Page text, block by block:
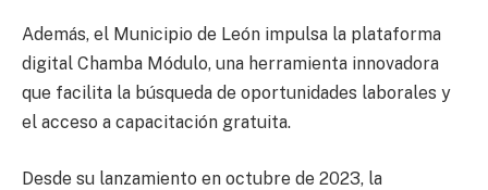
Además, el Municipio de León impulsa la plataforma
digital Chamba Módulo, una herramienta innovadora
que facilita la búsqueda de oportunidades laborales y
el acceso a capacitación gratuita.
Desde su lanzamiento en octubre de 2023, la